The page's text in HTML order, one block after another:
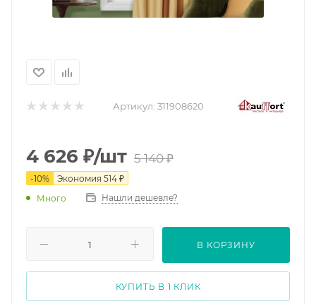
Артикул: 311908620
4 626 ₽/шт 5 140₽
-10% Экономия 514 ₽
Много
Нашли дешевле?
В КОРЗИНУ
КУПИТЬ В 1 КЛИК